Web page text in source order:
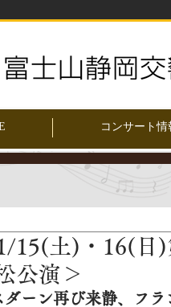
コンサート情
15(土)・16(日
公演＞
ダーン再び来静、フラ